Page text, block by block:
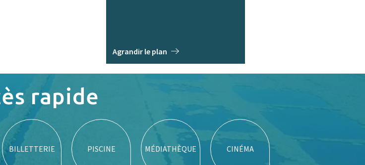
Agrandir le plan
rapide
BILLETTERIE PISCINE MÉDIATHÈQUE CINÉMA